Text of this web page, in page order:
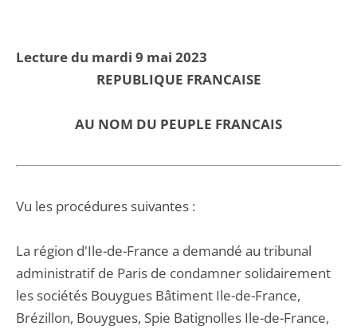
Lecture du mardi 9 mai 2023
REPUBLIQUE FRANCAISE
AU NOM DU PEUPLE FRANCAIS
Vu les procédures suivantes :
La région d'Ile-de-France a demandé au tribunal
administratif de Paris de condamner solidairement
les sociétés Bouygues Bâtiment Ile-de-France,
Brézillon, Bouygues, Spie Batignolles Ile-de-France,